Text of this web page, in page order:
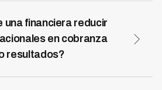
una financiera reducir
en cobranza
resultados?